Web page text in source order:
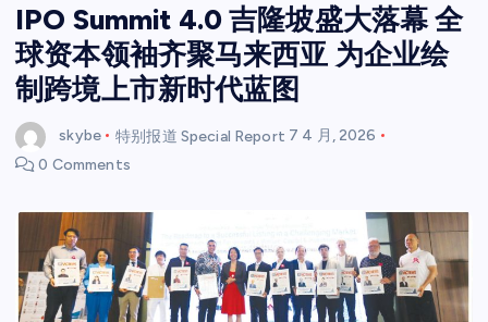
IPO Summit 4.0 吉隆坡盛大落幕 全
球资本领袖齐聚马来西亚 为企业绘
制跨境上市新时代蓝图
skybe 特别报道 Special Report 7 4 月, 2026
0 Comments